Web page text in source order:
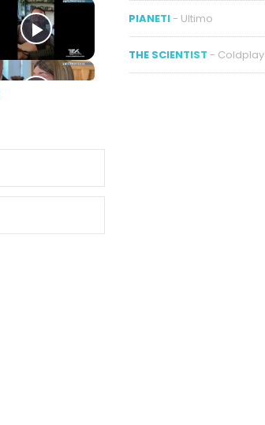
PIANETI - Ultimo
THE SCIENTIST - Coldplay